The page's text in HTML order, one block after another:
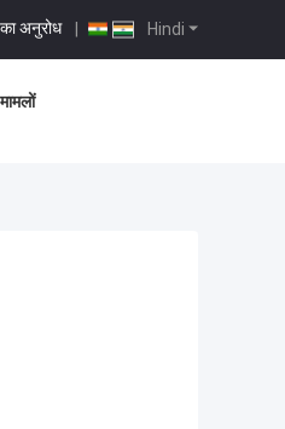
Hindi
अनुरोध |